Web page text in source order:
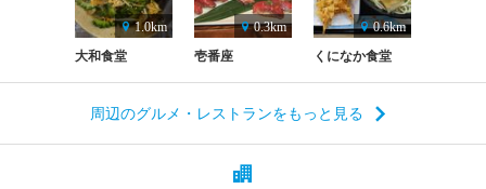
1.0km
大和食堂
0.3km
壱番座
0.6km
くになか食堂
周辺のグルメ・レストランをもっと見る